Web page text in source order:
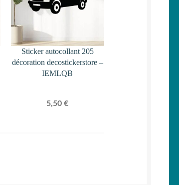
Sticker autocollant 205
décoration decostickerstore –
IEMLQB
5,50€